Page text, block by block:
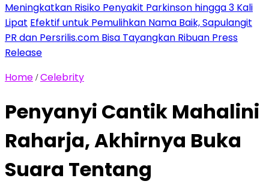
Meningkatkan Risiko Penyakit Parkinson hingga 3 Kali
Lipat Efektif untuk Pemulihkan Nama Baik, Sapulangit
PR dan Persrilis.com Bisa Tayangkan Ribuan Press
Release
Home /Celebrity
Penyanyi Cantik Mahalini
Raharja, Akhirnya Buka
Suara Tentang